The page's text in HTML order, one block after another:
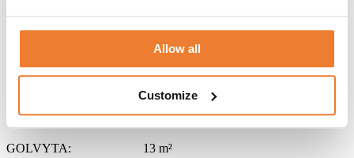
Allow all
Customize
2260 mm
HÖJD:
2540 mm
GOLVYTA: 13 m²